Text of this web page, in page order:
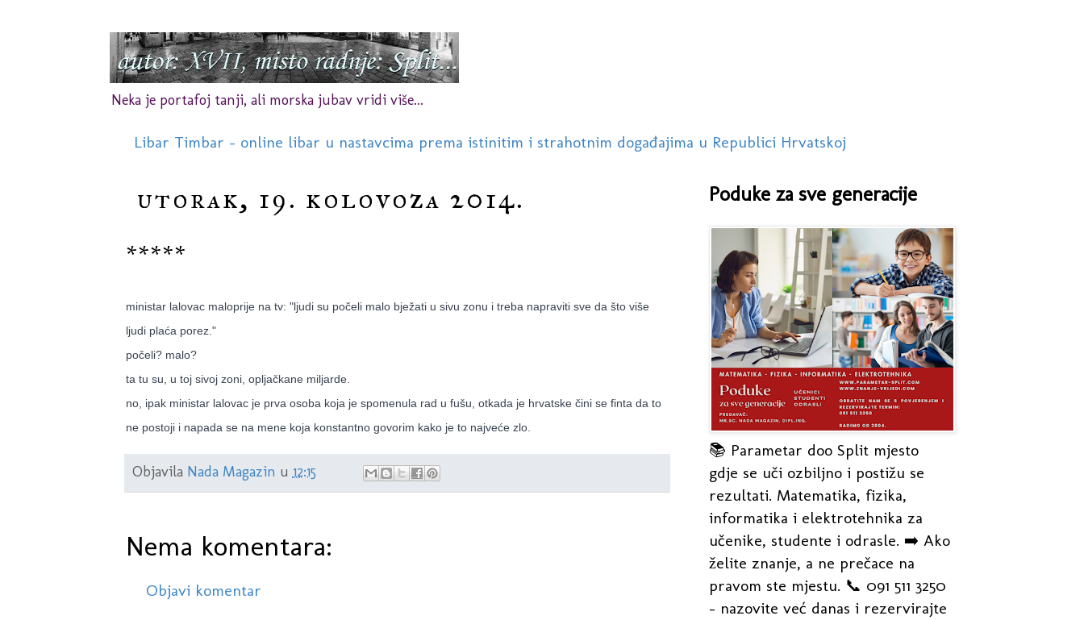
Neka je portafoj tanji, ali morska jubav vridi više...
Libar Timbar - online libar u nastavcima prema istinitim i strahotnim događajima u Republici Hrvatskoj
utorak, 19. kolovoza 2014.
*****
ministar lalovac maloprije na tv: "ljudi su počeli malo bježati u sivu zonu i treba napraviti sve da što više
ljudi plaća porez."
počeli? malo?
ta tu su, u toj sivoj zoni, opljačkane miljarde.
no, ipak ministar lalovac je prva osoba koja je spomenula rad u fušu, otkada je hrvatske čini se finta da to
ne postoji i napada se na mene koja konstantno govorim kako je to najveće zlo.
Objavila Nada Magazin u 12:15
Nema komentara:
Objavi komentar
Poduke za sve generacije
📚 Parametar doo Split mjesto
gdje se uči ozbiljno i postižu se
rezultati. Matematika, fizika,
informatika i elektrotehnika za
učenike, studente i odrasle. ➡️ Ako
želite znanje, a ne prečace na
pravom ste mjestu. 📞 091 511 3250
- nazovite već danas i rezervirajte